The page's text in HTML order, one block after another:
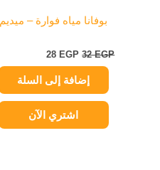
بوفانا مياه فوارة – ميديم
32EGP
28 EGP
إضافة إلى السلة
اشتري الآن